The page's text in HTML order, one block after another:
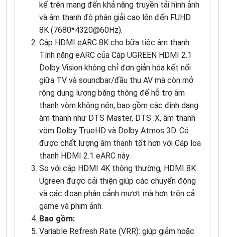
kể trên mang đến khả năng truyền tải hình ảnh
và âm thanh độ phân giải cao lên đến FUHD
8K (7680*4320@60Hz).
Cáp HDMI eARC 8K cho bữa tiệc âm thanh:
Tính năng eARC của Cáp UGREEN HDMI 2.1
Dolby Vision không chỉ đơn giản hóa kết nối
giữa TV và soundbar/đầu thu AV mà còn mở
rộng dung lượng băng thông để hỗ trợ âm
thanh vòm không nén, bao gồm các định dạng
âm thanh như DTS Master, DTS :X, âm thanh
vòm Dolby TrueHD và Dolby Atmos 3D. Có
được chất lượng âm thanh tốt hơn với Cáp loa
thanh HDMI 2.1 eARC này.
So với cáp HDMI 4K thông thường, HDMI 8K
Ugreen được cải thiện giúp các chuyển động
và các đoạn phân cảnh mượt mà hơn trên cả
game và phim ảnh.
Bao gồm:
Variable Refresh Rate (VRR): giúp giảm hoặc